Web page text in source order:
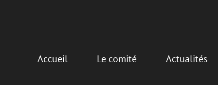
Accueil Le comité Actualités